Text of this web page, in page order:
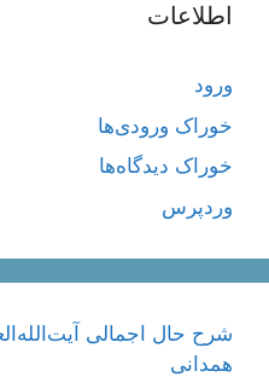
اطلاعات
ورود
خوراک ورودی‌ها
خوراک دیدگاه‌ها
وردپرس
شرح حال اجمالی
همدانی